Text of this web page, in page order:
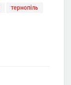
тернопіль